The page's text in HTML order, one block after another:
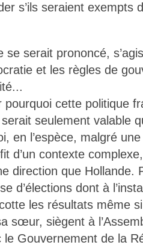
s’ils seraient exempts
serait prononcé,
et les règles de
pourquoi cette politique
seulement valable
en l’espèce, malgré
d’un contexte
direction que Hollande.
d’élections dont à
les résultats même
sœur, siègent à
Gouvernement de la